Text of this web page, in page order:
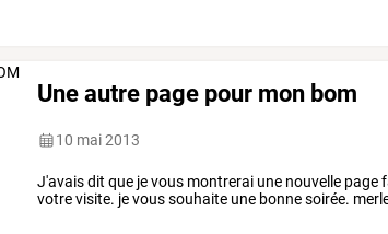
Une autre page pour mon bom
10 mai 2013
J'avais dit que je vous montrerai une nouvelle
votre visite. je vous souhaite une bonne soirée.